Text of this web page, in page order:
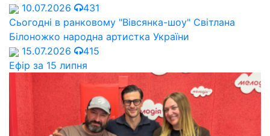
10.07.2026
431
Сьогодні в ранковому "Вівсянка-шоу" Cвітлана
Білоножко народна артистка України
15.07.2026
415
Ефір за 15 липня